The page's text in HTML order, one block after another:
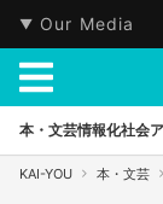
Our Media
本・文芸情報化社会
KAI-YOU 本・文芸